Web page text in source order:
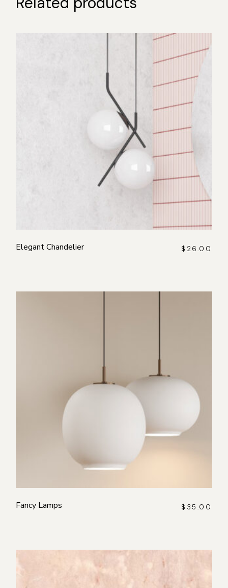
Elegant Chandelier $ 26.00
Fancy Lamps $ 35.00